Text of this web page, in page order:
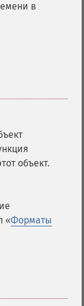
в
объект.
«Форматы